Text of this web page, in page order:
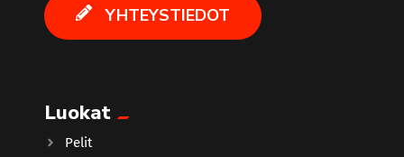
YHTEYSTIEDOT
Luokat
Pelit